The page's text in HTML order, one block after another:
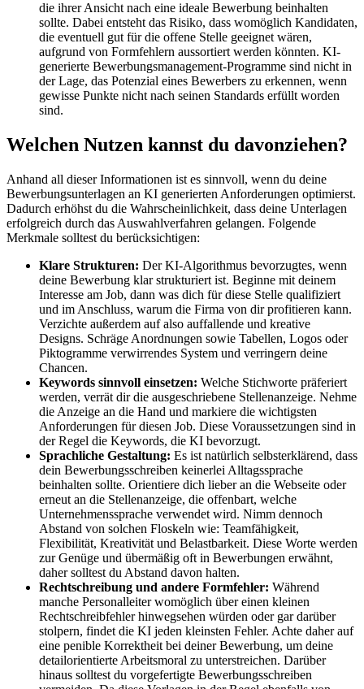
die ihrer Ansicht nach eine ideale Bewerbung beinhalten
sollte. Dabei entsteht das Risiko, dass womöglich Kandidaten,
die eventuell gut für die offene Stelle geeignet wären,
aufgrund von Formfehlern aussortiert werden könnten. KI-
generierte Bewerbungsmanagement-Programme sind nicht in
der Lage, das Potenzial eines Bewerbers zu erkennen, wenn
gewisse Punkte nicht nach seinen Standards erfüllt worden
sind.
Welchen Nutzen kannst du davonziehen?
Anhand all dieser Informationen ist es sinnvoll, wenn du deine
Bewerbungsunterlagen an KI generierten Anforderungen optimierst.
Dadurch erhöhst du die Wahrscheinlichkeit, dass deine Unterlagen
erfolgreich durch das Auswahlverfahren gelangen. Folgende
Merkmale solltest du berücksichtigen:
Klare Strukturen: Der KI-Algorithmus bevorzugtes, wenn
deine Bewerbung klar strukturiert ist. Beginne mit deinem
Interesse am Job, dann was dich für diese Stelle qualifiziert
und im Anschluss, warum die Firma von dir profitieren kann.
Verzichte außerdem auf also auffallende und kreative
Designs. Schräge Anordnungen sowie Tabellen, Logos oder
Piktogramme verwirrendes System und verringern deine
Chancen.
Keywords sinnvoll einsetzen: Welche Stichworte präferiert
werden, verrät dir die ausgeschriebene Stellenanzeige. Nehme
die Anzeige an die Hand und markiere die wichtigsten
Anforderungen für diesen Job. Diese Voraussetzungen sind in
der Regel die Keywords, die KI bevorzugt.
Sprachliche Gestaltung: Es ist natürlich selbsterklärend, dass
dein Bewerbungsschreiben keinerlei Alltagssprache
beinhalten sollte. Orientiere dich lieber an die Webseite oder
erneut an die Stellenanzeige, die offenbart, welche
Unternehmenssprache verwendet wird. Nimm dennoch
Abstand von solchen Floskeln wie: Teamfähigkeit,
Flexibilität, Kreativität und Belastbarkeit. Diese Worte werden
zur Genüge und übermäßig oft in Bewerbungen erwähnt,
daher solltest du Abstand davon halten.
Rechtschreibung und andere Formfehler: Während
manche Personalleiter womöglich über einen kleinen
Rechtschreibfehler hinwegsehen würden oder gar darüber
stolpern, findet die KI jeden kleinsten Fehler. Achte daher auf
eine penible Korrektheit bei deiner Bewerbung, um deine
detailorientierte Arbeitsmoral zu unterstreichen. Darüber
hinaus solltest du vorgefertigte Bewerbungsschreiben